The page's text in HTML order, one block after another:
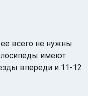
всего не нужны
имеют
впереди и 11-12